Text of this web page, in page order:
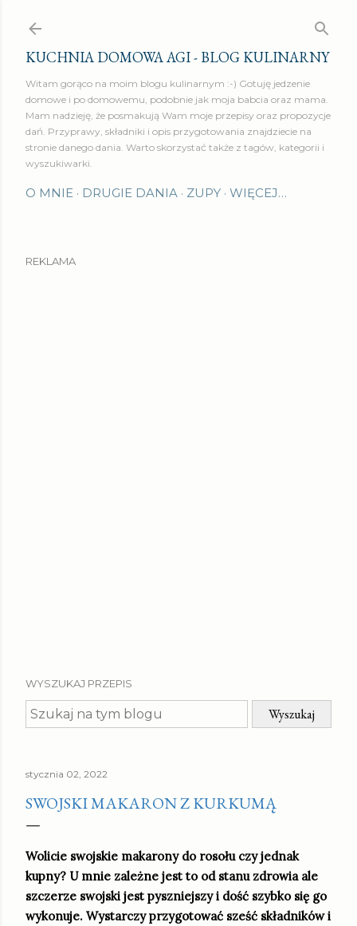
KUCHNIA DOMOWA AGI - BLOG KULINARNY
Witam gorąco na moim blogu kulinarnym :-) Gotuję jedzenie
domowe i po domowemu, podobnie jak moja babcia oraz mama.
Mam nadzieję, że posmakują Wam moje przepisy oraz propozycje
dań. Przyprawy, składniki i opis przygotowania znajdziecie na
stronie danego dania. Warto skorzystać także z tagów, kategorii i
wyszukiwarki.
O MNIE DRUGIE DANIA ZUPY WIĘCEJ…
REKLAMA
WYSZUKAJ PRZEPIS
stycznia 02, 2022
SWOJSKI MAKARON Z KURKUMĄ
Wolicie swojskie makarony do rosołu czy jednak
kupny? U mnie zależne jest to od stanu zdrowia ale
szczerze swojski jest pyszniejszy i dość szybko się go
wykonuje. Wystarczy przygotować sześć składników i